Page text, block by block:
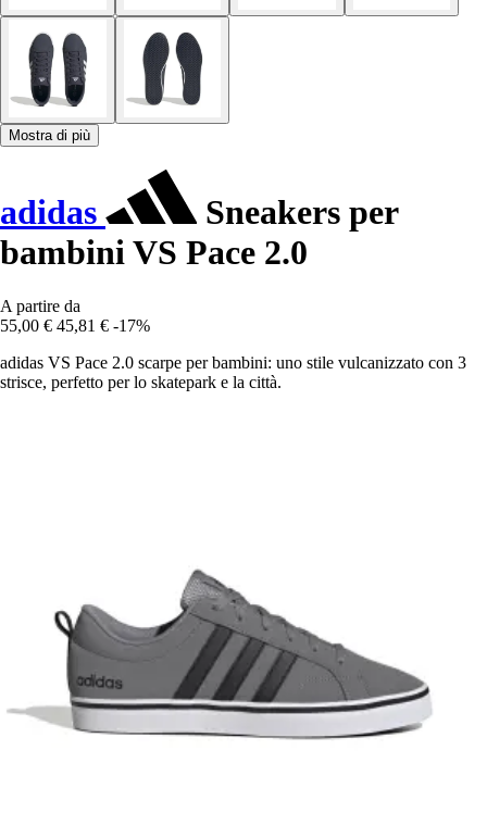
Mostra di più
adidas
Sneakers per
bambini VS Pace 2.0
A partire da
55,00 € 45,81 € -17%
adidas VS Pace 2.0 scarpe per bambini: uno stile vulcanizzato con 3
strisce, perfetto per lo skatepark e la città.